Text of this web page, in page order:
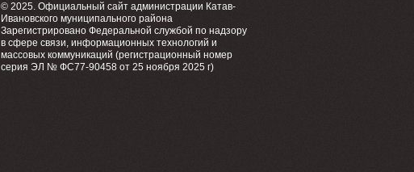
© 2025. Официальный сайт администрации Катав-
Ивановского муниципального района
Зарегистрировано Федеральной службой по надзору
в сфере связи, информационных технологий и
массовых коммуникаций (регистрационный номер
серия ЭЛ № ФС77-90458 от 25 ноября 2025 г)